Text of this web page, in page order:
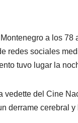
a los 78
redes sociales
tuvo lugar la
del Cine
derrame cerebral y